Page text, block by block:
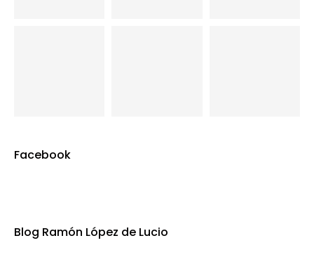
Facebook
Blog Ramón López de Lucio